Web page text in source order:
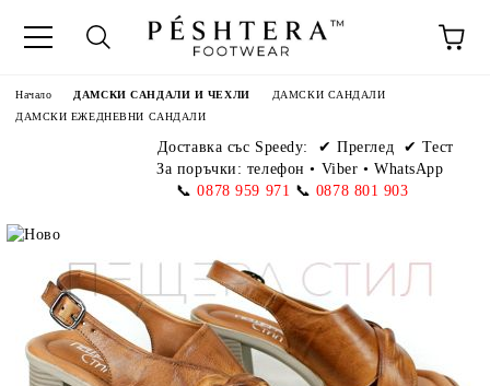
Начало ДАМСКИ САНДАЛИ И ЧЕХЛИ
ДАМСКИ САНДАЛИ
ДАМСКИ ЕЖЕДНЕВНИ САНДАЛИ
Доставка със Speedy:
✔ Преглед ✔ Тест
За поръчки: телефон• Viber • WhatsApp
📞 0878 959 971 📞 0878 801 903